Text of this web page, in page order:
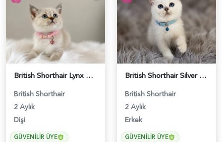
British Shorthair Lynx Point Dişi Yavrumuz Yuva Arıyor - 5148
British Shorthair
2 Aylık
Dişi
GÜVENILIR ÜYE
British Shorthair Silver Point Erkek 2 Aylık - 6122
British Shorthair
2 Aylık
Erkek
GÜVENILIR ÜYE